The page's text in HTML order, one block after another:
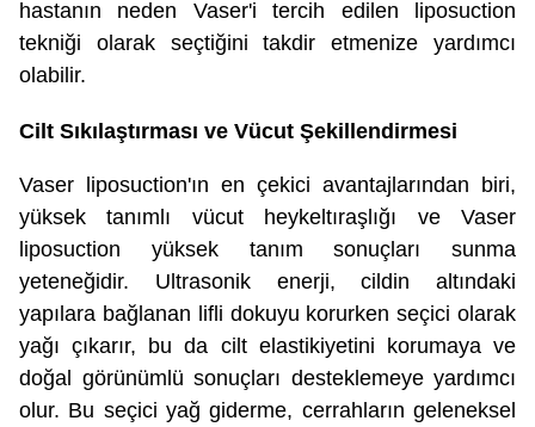
hastanın neden Vaser'i tercih edilen liposuction
tekniği olarak seçtiğini takdir etmenize yardımcı
olabilir.
Cilt Sıkılaştırması ve Vücut Şekillendirmesi
Vaser liposuction'ın en çekici avantajlarından biri,
yüksek tanımlı vücut heykeltıraşlığı ve Vaser
liposuction yüksek tanım sonuçları sunma
yeteneğidir. Ultrasonik enerji, cildin altındaki
yapılara bağlanan lifli dokuyu korurken seçici olarak
yağı çıkarır, bu da cilt elastikiyetini korumaya ve
doğal görünümlü sonuçları desteklemeye yardımcı
olur. Bu seçici yağ giderme, cerrahların geleneksel